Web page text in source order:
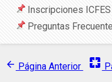
Inscripciones
Preguntas
arrow_back Página Anterior pages